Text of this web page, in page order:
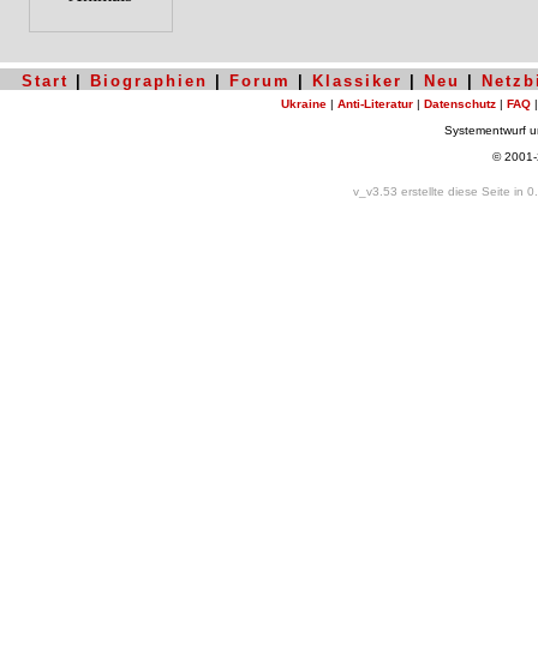
Start Biographien Forum Klassiker Neu
Ukraine | Anti-Literatur | Datenschutz | FAQ
Systementwurf
©
v_v3.53 erstellte diese Seite in